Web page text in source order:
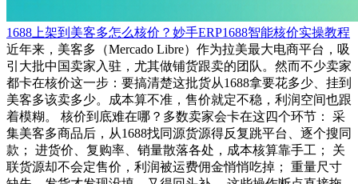
1688上架到美客多怎么核价？妙手ERP1688智能核价实操教程
近年来，美客多（Mercado Libre）作为拉美最大电商平台，吸
引大批中国卖家入驻，尤其做铺货跟卖的团队。然而不少卖家
都卡在核价这一步：要搞清楚这批货从1688拿要花多少、挂到
美客多该卖多少。成本算不准，售价就定不稳，利润空间也跟
着模糊。 核价到底难在哪？多数卖家会卡在这四个环节： 采
集美客多商品后，从1688找同源货源得反复跳平台、逐个搜同
款； 进货价、复购率、销量散落各处，成本核算靠手工； 关
联货源却不会定售价，利润被运费佣金悄悄吃掉； 重量尺寸